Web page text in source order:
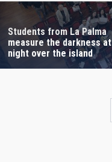
Students from La Palma
measure the darkness at
night over the island